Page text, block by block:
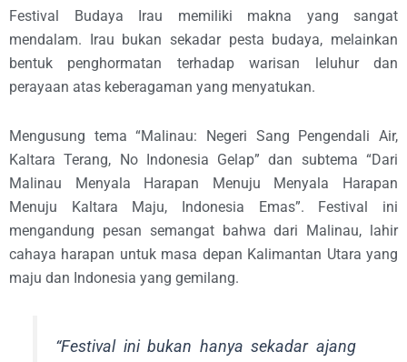
Festival Budaya Irau memiliki makna yang sangat
mendalam. Irau bukan sekadar pesta budaya, melainkan
bentuk penghormatan terhadap warisan leluhur dan
perayaan atas keberagaman yang menyatukan.
Mengusung tema “Malinau: Negeri Sang Pengendali Air,
Kaltara Terang, No Indonesia Gelap” dan subtema “Dari
Malinau Menyala Harapan Menuju Menyala Harapan
Menuju Kaltara Maju, Indonesia Emas”. Festival ini
mengandung pesan semangat bahwa dari Malinau, lahir
cahaya harapan untuk masa depan Kalimantan Utara yang
maju dan Indonesia yang gemilang.
“Festival ini bukan hanya sekadar ajang